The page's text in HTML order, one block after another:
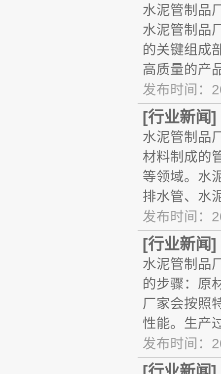
水泥管制品
水泥管制品
的关键组成
高质量的产
发布时间：
[行业新闻]
水泥管制品
材料制成的
等领域。水
排水管、水
发布时间：
[行业新闻]
水泥管制品
的步骤：原
厂家会按照
性能。生产
发布时间：